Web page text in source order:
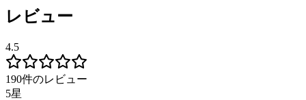
レビュー
4.5
190件のレビュー
5星